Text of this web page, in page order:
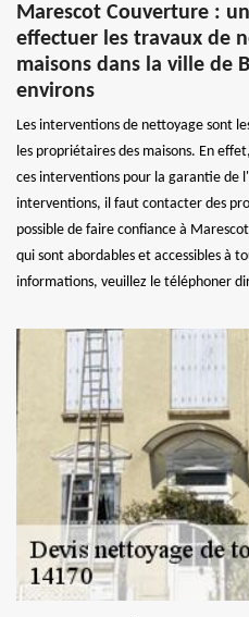
Marescot Couverture :
effectuer les travaux de
maisons dans la ville de
environs
Les interventions de nettoyage sont
les propriétaires des maisons. En
ces interventions pour la garantie de
interventions, il faut contacter des
possible de faire confiance à
qui sont abordables et accessibles à
informations, veuillez le téléphoner